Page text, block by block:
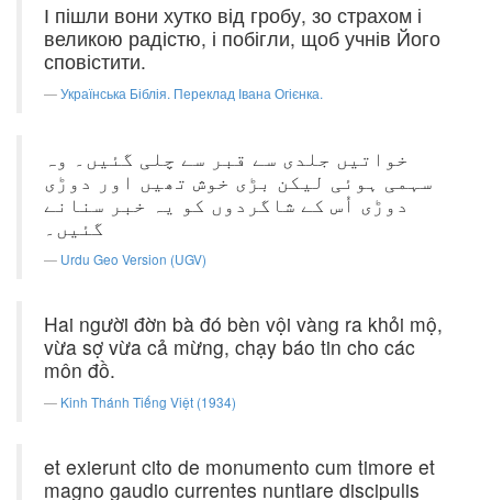
І пішли вони хутко від гробу, зо страхом і
великою радістю, і побігли, щоб учнів Його
сповістити.
Українська Біблія. Переклад Івана Огієнка.
خواتیں جلدی سے قبر سے چلی گئیں۔ وہ
سہمی ہوئی لیکن بڑی خوش تھیں اور دوڑی
دوڑی اُس کے شاگردوں کو یہ خبر سنانے
گئیں۔
Urdu Geo Version (UGV)
Hai người đờn bà đó bèn vội vàng ra khỏi mộ,
vừa sợ vừa cả mừng, chạy báo tin cho các
môn đồ.
Kinh Thánh Tiếng Việt (1934)
et exierunt cito de monumento cum timore et
magno gaudio currentes nuntiare discipulis